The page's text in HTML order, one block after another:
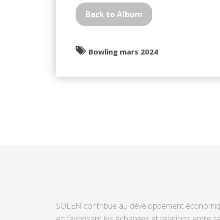
Back to Album
Bowling mars 2024
SOLEN contribue au développement